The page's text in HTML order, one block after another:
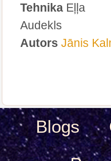
Tehnika Eļļa
Audekls
Autors Jānis
Blogs